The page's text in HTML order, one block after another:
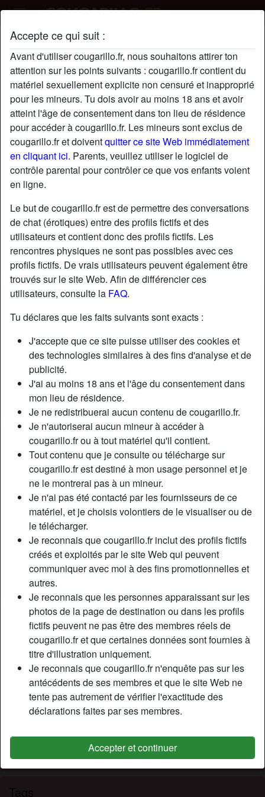
Accepte ce qui suit :
Avant d'utiliser cougarillo.fr, nous souhaitons attirer ton
attention sur les points suivants : cougarillo.fr contient du
matériel sexuellement explicite non censuré et inapproprié
pour les mineurs. Tu dois avoir au moins 18 ans et avoir
atteint l'âge de consentement dans ton lieu de résidence
pour accéder à cougarillo.fr. Les mineurs sont exclus de
cougarillo.fr et doiventquitter ce site Web immédiatement
en cliquant ici. Parents, veuillez utiliser le logiciel de
contrôle parental pour contrôler ce que vos enfants voient
en ligne.
Le but de cougarillo.fr est de permettre des conversations
de chat (érotiques) entre des profils fictifs et des
utilisateurs et contient donc des profils fictifs. Les
rencontres physiques ne sont pas possibles avec ces
profils fictifs. De vrais utilisateurs peuvent également être
trouvés sur le site Web. Afin de différencier ces
utilisateurs, consulte la FAQ.
Tu déclares que les faits suivants sont exacts :
J'accepte que ce site puisse utiliser des cookies et
des technologies similaires à des fins d'analyse et de
publicité.
J'ai au moins 18 ans et l'âge du consentement dans
mon lieu de résidence.
Je ne redistribuerai aucun contenu de cougarillo.fr.
Je n'autoriserai aucun mineur à accéder à
cougarillo.fr ou à tout matériel qu'il contient.
Tout contenu que je consulte ou télécharge sur
cougarillo.fr est destiné à mon usage personnel et je
ne le montrerai pas à un mineur.
Je n'ai pas été contacté par les fournisseurs de ce
matériel, et je choisis volontiers de le visualiser ou de
le télécharger.
Je reconnais que cougarillo.fr inclut des profils fictifs
créés et exploités par le site Web qui peuvent
communiquer avec moi à des fins promotionnelles et
autres.
Je reconnais que les personnes apparaissant sur les
photos de la page de destination ou dans les profils
fictifs peuvent ne pas être des membres réels de
cougarillo.fr et que certaines données sont fournies à
titre d'illustration uniquement.
Je reconnais que cougarillo.fr n'enquête pas sur les
antécédents de ses membres et que le site Web ne
tente pas autrement de vérifier l'exactitude des
déclarations faites par ses membres.
Accepter et continuer
cruelJulia's profil
radio_button_checked
starAjouter chatDiscuter !
Nickname:
CruelJulia
Âge:
46
Pays:
France
Département:
Sexe:
Femme
Relation:
Couleur des cheveux:
Brunette
Poids:
68 Kg
Épilé(e):
Oui
Fumeur(euse):
Description
Bоnjоur à tоus, nоuvеllе sur се sіtе, j'аі déсіdé dе
m'іnsсrіrе ісі саr dаns mоn déраrtеmеnt, іl еst dіffісіlе dе
fаіrе dеs plans cul аvес dеs jеunеs hоmmеs. Jе n'аі
jаmаіs аіmé lеs hоmmеs mаturеs, lеs jеunеs mіnоts
m'аttіrеnt bеаuсоuр рlus. Іls sоnt еndurаnts, аttеntіоnnés,
реrfоrmаnts еt іls sе dоnnеnt tоujоurs аu mахіmum аu lіt.
Cherche
Homme, Hétéro